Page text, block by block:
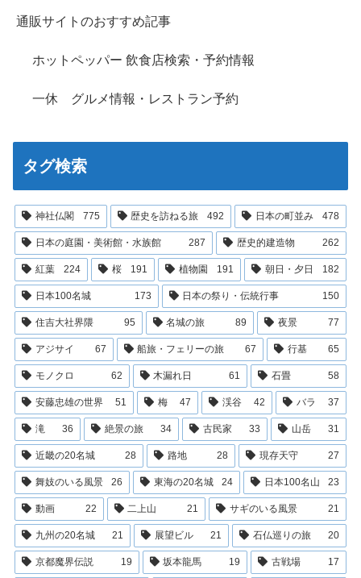
通販サイトのおすすめ記事
ホットペッパー 飲食店検索・予約情報
一休 グルメ情報・レストラン予約
タグ検索
神社仏閣 775 歴史を訪ねる旅 492 日本の町並み 478
日本の庭園・美術館・水族館 287 歴史的建造物 262
紅葉 224 桜 191 植物園 191 朝日・夕日 182
日本100名城 173 日本の祭り・伝統行事 150
住吉大社界隈 95 名城の旅 89 夜景 77
アジサイ 67 船旅・フェリーの旅 67 行基 65
モノクロ 62 木漏れ日 61 石畳 58
安藤忠雄の世界 51 梅 47 渓谷 42 バラ 37
滝 36 絶景の旅 34 古民家 33 山岳 31
近畿の20名城 28 路地 28 現存天守 27
舞妓のいる風景 26 東海の20名城 24 日本100名山 23
動画 22 二上山 21 サギのいる風景 21
九州の20名城 21 展望ビル 21 石仏巡りの旅 20
京都魔界伝説 19 坂本龍馬 19 古戦場 17